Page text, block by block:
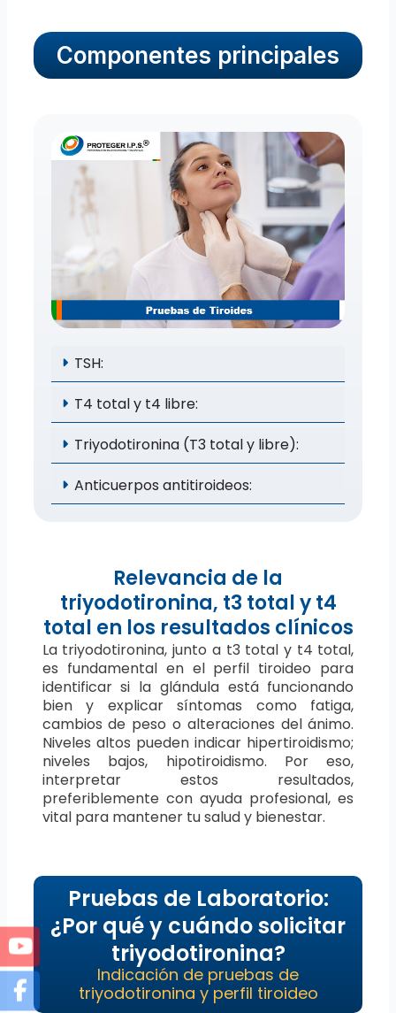
Componentes principales
TSH:
T4 total y t4 libre:
Triyodotironina (T3 total y libre):
Anticuerpos antitiroideos:
Relevancia de la
triyodotironina, t3 total y t4
total en los resultados clínicos
La triyodotironina, junto a t3 total y t4 total,
es fundamental en el perfil tiroideo para
identificar si la glándula está funcionando
bien y explicar síntomas como fatiga,
cambios de peso o alteraciones del ánimo.
Niveles altos pueden indicar hipertiroidismo;
niveles bajos, hipotiroidismo. Por eso,
interpretar estos resultados,
preferiblemente con ayuda profesional, es
vital para mantener tu salud y bienestar.
Pruebas de Laboratorio:
¿Por qué y cuándo solicitar
triyodotironina?
Indicación de pruebas de
triyodotironina y perfil tiroideo